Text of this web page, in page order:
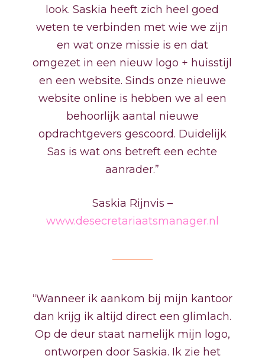
look. Saskia heeft zich heel goed
weten te verbinden met wie we zijn
en wat onze missie is en dat
omgezet in een nieuw logo + huisstijl
en een website. Sinds onze nieuwe
website online is hebben we al een
behoorlijk aantal nieuwe
opdrachtgevers gescoord. Duidelijk
Sas is wat ons betreft een echte
aanrader.”
Saskia Rijnvis –
www.desecretariaatsmanager.nl
“Wanneer ik aankom bij mijn kantoor
dan krijg ik altijd direct een glimlach.
Op de deur staat namelijk mijn logo,
ontworpen door Saskia. Ik zie het